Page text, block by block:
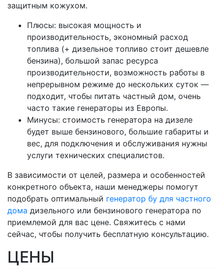
защитным кожухом.
Плюсы: высокая мощность и
производительность, экономный расход
топлива (+ дизельное топливо стоит дешевле
бензина), большой запас ресурса
производительности, возможность работы в
непрерывном режиме до нескольких суток —
подходит, чтобы питать частный дом, очень
часто такие генераторы из Европы.
Минусы: стоимость генератора на дизеле
будет выше бензинового, большие габариты и
вес, для подключения и обслуживания нужны
услуги технических специалистов.
В зависимости от целей, размера и особенностей
конкретного объекта, наши менеджеры помогут
подобрать оптимальный генератор бу для частного
дома дизельного или бензинового генератора по
приемлемой для вас цене. Свяжитесь с нами
сейчас, чтобы получить бесплатную консультацию.
ЦЕНЫ